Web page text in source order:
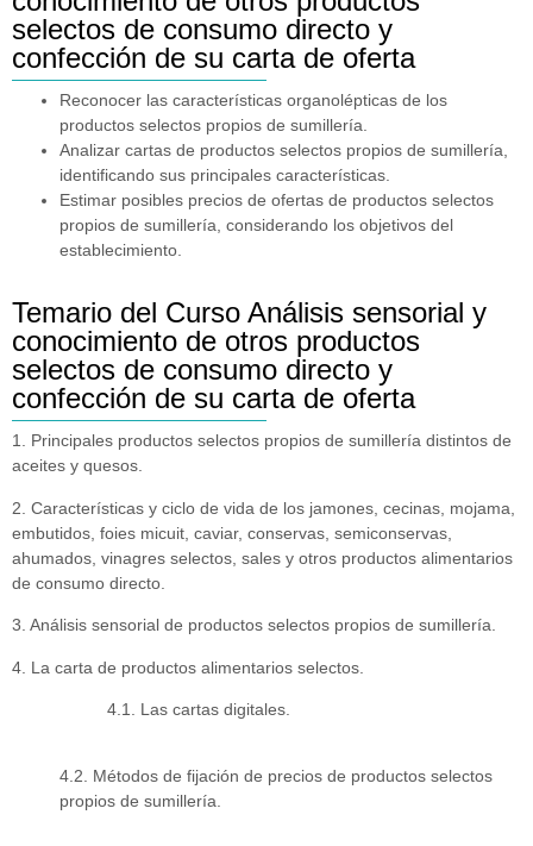
selectos de consumo directo y
confección de su carta de oferta
Reconocer las características organolépticas de los
productos selectos propios de sumillería.
Analizar cartas de productos selectos propios de sumillería,
identificando sus principales características.
Estimar posibles precios de ofertas de productos selectos
propios de sumillería, considerando los objetivos del
establecimiento.
Temario del Curso Análisis sensorial y
conocimiento de otros productos
selectos de consumo directo y
confección de su carta de oferta
1. Principales productos selectos propios de sumillería distintos de
aceites y quesos.
2. Características y ciclo de vida de los jamones, cecinas, mojama,
embutidos, foies micuit, caviar, conservas, semiconservas,
ahumados, vinagres selectos, sales y otros productos alimentarios
de consumo directo.
3. Análisis sensorial de productos selectos propios de sumillería.
4. La carta de productos alimentarios selectos.
4.1. Las cartas digitales.
4.2. Métodos de fijación de precios de productos selectos
propios de sumillería.